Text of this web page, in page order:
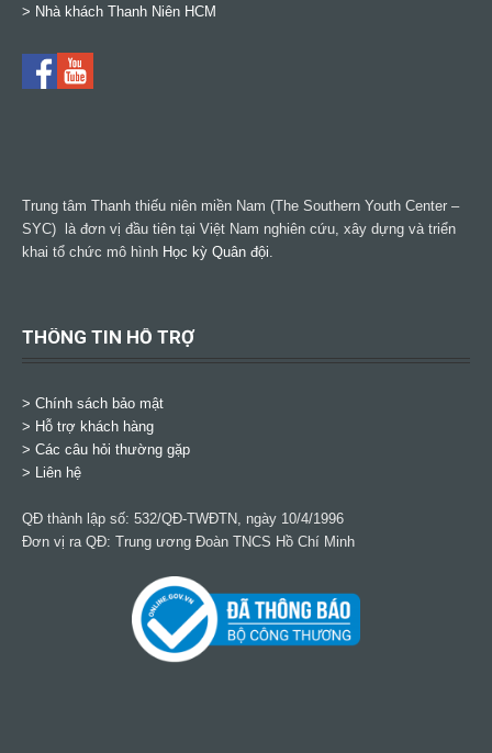
> Nhà khách Thanh Niên HCM
Trung tâm Thanh thiếu niên miền Nam (The Southern Youth Center –
SYC) là đơn vị đầu tiên tại Việt Nam nghiên cứu, xây dựng và triển
khai tổ chức mô hình Học kỳ Quân đội.
THÔNG TIN HỖ TRỢ
> Chính sách bảo mật
> Hỗ trợ khách hàng
> Các câu hỏi thường gặp
> Liên hệ
QĐ thành lập số: 532/QĐ-TWĐTN, ngày 10/4/1996
Đơn vị ra QĐ: Trung ương Đoàn TNCS Hồ Chí Minh